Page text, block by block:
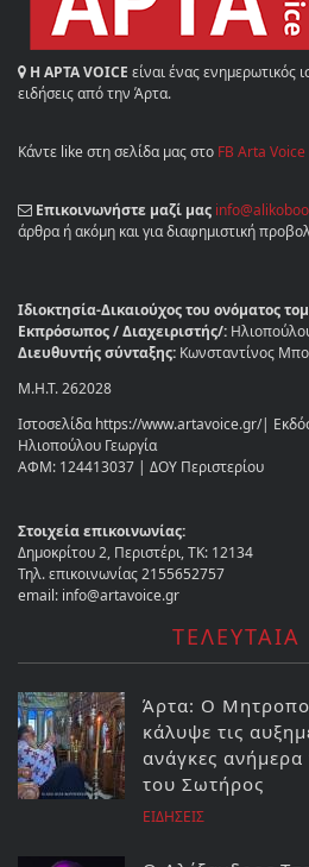
Η ΑΡΤΑ VOICE είναι ένας ενημερωτικός
ειδήσεις από την Άρτα.
Κάντε like στη σελίδα μας στο FB Arta Voice
Επικοινωνήστε μαζί μας
άρθρα ή ακόμη και για διαφημιστική
Ιδιοκτησία-Δικαιούχος του ονόματος
Εκπρόσωπος / Διαχειριστής/:
Διευθυντής σύνταξης: Κωνσταντίνος
Μ.Η.Τ. 262028
Ιστοσελίδα https://www.artavoice.gr/|
Ηλιοπούλου Γεωργία
ΑΦΜ: 124413037 | ΔΟΥ Περιστερίου
Στοιχεία επικοινωνίας:
Δημοκρίτου 2, Περιστέρι, ΤΚ: 12134
Τηλ. επικοινωνίας 2155652757
email: info@artavoice.gr
Άρτα: Ο
κάλυψε τις
ανάγκες
του Σωτήρος
ΕΙΔΗΣΕΙΣ